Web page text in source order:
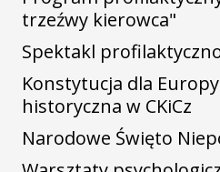
trzeźwy kierowca"
Spektakl
Konstytucja dla
historyczna w CKiCz
Narodowe Święto